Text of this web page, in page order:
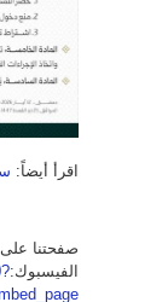
اقرأ أيضاً:
صفحتنا على
الفيسبوك: